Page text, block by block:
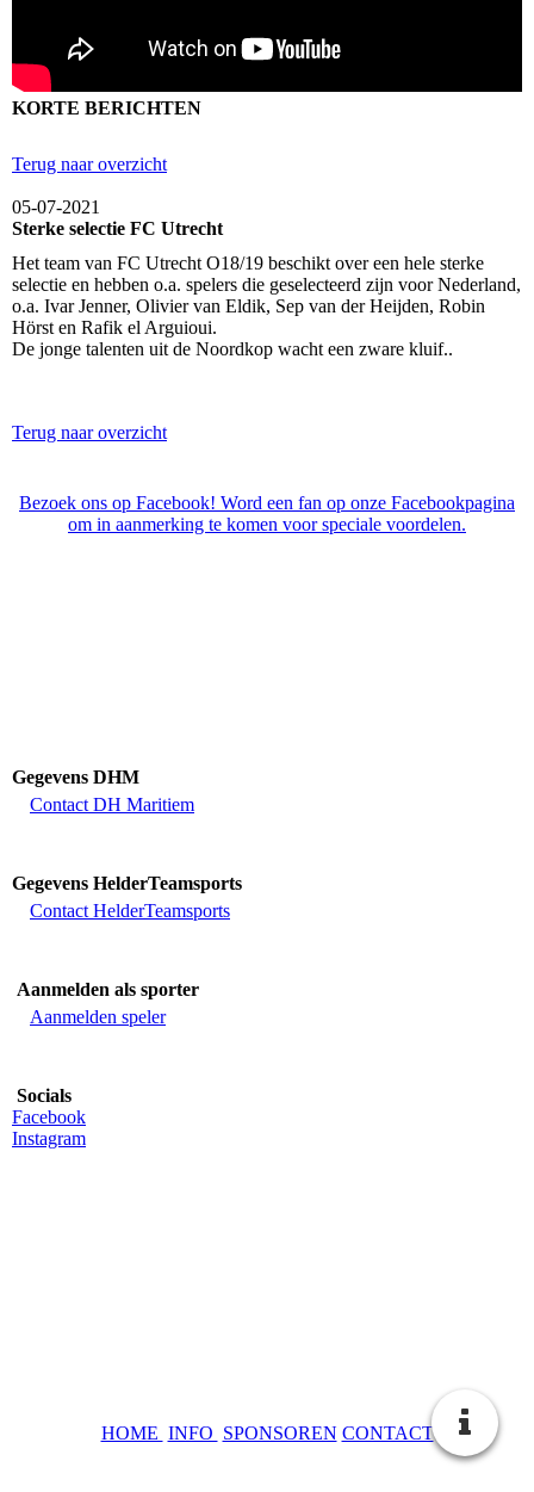
KORTE BERICHTEN
Terug naar overzicht
05-07-2021
Sterke selectie FC Utrecht
Het team van FC Utrecht O18/19 beschikt over een hele sterke
selectie en hebben o.a. spelers die geselecteerd zijn voor Nederland,
o.a. Ivar Jenner, Olivier van Eldik, Sep van der Heijden, Robin
Hörst en Rafik el Arguioui.
De jonge talenten uit de Noordkop wacht een zware kluif..
Terug naar overzicht
Bezoek ons op Facebook! Word een fan op onze Facebookpagina
om in aanmerking te komen voor speciale voordelen.
Gegevens DHM
Contact DH Maritiem
Gegevens HelderTeamsports
Contact HelderTeamsports
Aanmelden als sporter
Aanmelden speler
Socials
Facebook
Instagram
HOME INFO SPONSOREN CONTACT